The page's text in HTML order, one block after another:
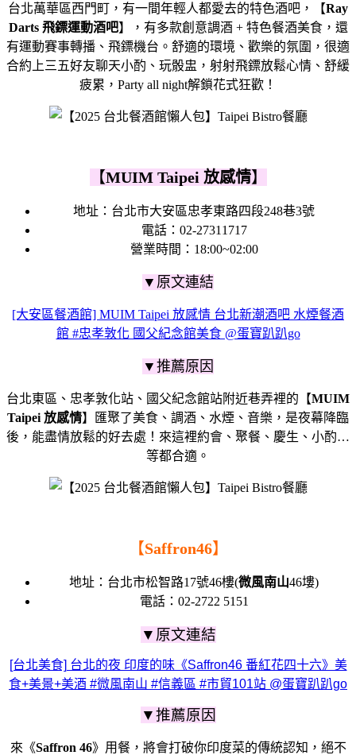
台北萬華區西門町，有一間年輕人都愛去的特色酒吧，【Ray
Darts 飛鏢運動酒吧】，有多款創意調酒 + 特色餐酒美食，還
有運動賽事轉播、飛鏢機台。舒適的環境、歡樂的氛圍，很適
合約上三五好友聊天小酌、玩骰盅，射射飛鏢放鬆心情、舒緩
疲累，Party all night解鎖花式狂歡！
【MUIM Taipei 放感情】
地址：台北市大安區忠孝東路四段248巷3號
電話：02-27311717
營業時間：18:00~02:00
▼原文連結
[大安區餐酒館] MUIM Taipei 放感情 台北新潮酒吧 水煙餐酒
館 #忠孝敦化 國父紀念館美食 @蛋寶趴趴go
▼推薦原因
台北東區、忠孝敦化站、國父紀念館站附近巷弄裡的【MUIM
Taipei 放感情】匯聚了美食、調酒、水煙、音樂，是夜幕降臨
後，能盡情放鬆的好去處！來這裡約會、聚餐、慶生、小酌…
等都合適。
【Saffron46】
地址： 台北市松智路17號46樓(微風南山46塿)
電話：02-2722 5151
▼原文連結
[台北美食] 台北的夜 印度的味《Saffron46 番紅花四十六》美
食+美景+美酒 #微風南山 #信義區 #市貿101站 @蛋寶趴趴go
▼推薦原因
來《Saffron 46》用餐，將會打破你印度菜的傳統認知，絕不